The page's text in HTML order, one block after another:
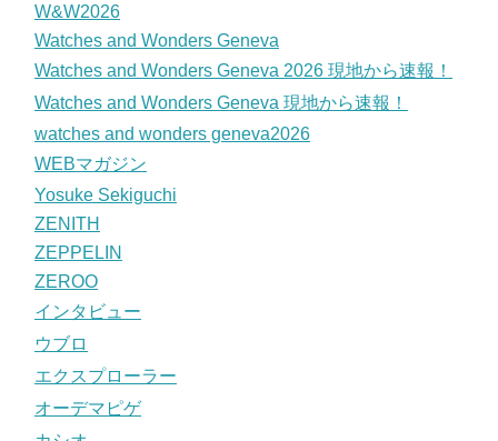
W&W2026
Watches and Wonders Geneva
Watches and Wonders Geneva 2026 現地から速報！
Watches and Wonders Geneva 現地から速報！
watches and wonders geneva2026
WEBマガジン
Yosuke Sekiguchi
ZENITH
ZEPPELIN
ZEROO
インタビュー
ウブロ
エクスプローラー
オーデマピゲ